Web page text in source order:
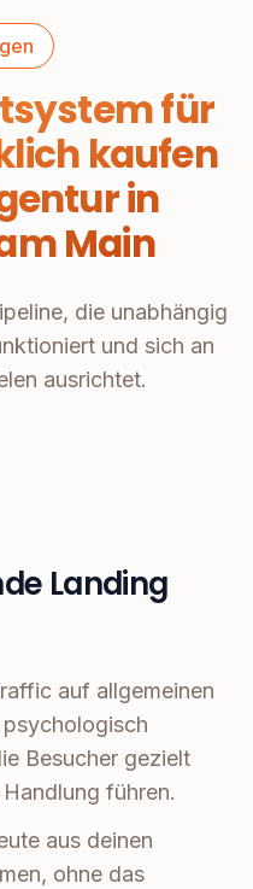
für
kaufen
in
Main
die unabhängig
und sich an
ausrichtet.
Landing
auf allgemeinen
Besucher gezielt
führen.
aus deinen
ohne das